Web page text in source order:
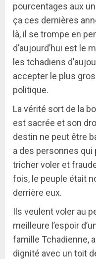
pourcentages aux
ça ces dernières
là, il se trompe en
d’aujourd’hui est le
les tchadiens
accepter le plus
politique.
La vérité sort de la
est sacrée et son
destin ne peut être
a des personnes qui
tricher voler et
fois, le peuple était
derrière eux.
Ils veulent voler au
meilleure l’espoir
famille Tchadienne,
dignité avec un toit